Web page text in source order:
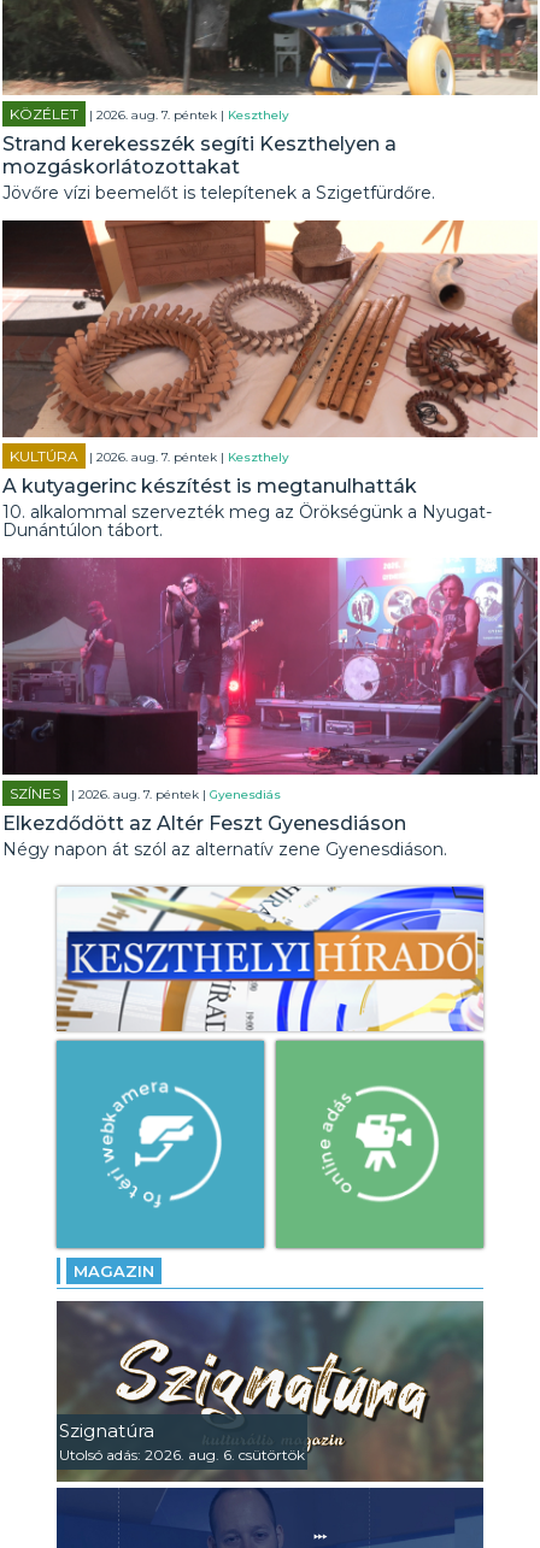
KÖZÉLET | 2026. aug. 7. péntek | Keszthely
Strand kerekesszék segíti Keszthelyen a
mozgáskorlátozottakat
Jövőre vízi beemelőt is telepítenek a Szigetfürdőre.
KULTÚRA | 2026. aug. 7. péntek | Keszthely
A kutyagerinc készítést is megtanulhatták
10. alkalommal szervezték meg az Örökségünk a Nyugat-
Dunántúlon tábort.
SZÍNES | 2026. aug. 7. péntek |Gyenesdiás
Elkezdődött az Altér Feszt Gyenesdiáson
Négy napon át szól az alternatív zene Gyenesdiáson.
MAGAZIN
Szignatúra
Utolsó adás: 2026. aug. 6. csütörtök